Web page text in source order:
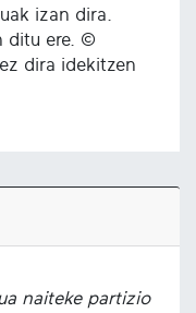
izan dira.
ditu ere. ©
dira idekitzen
naiteke partizio